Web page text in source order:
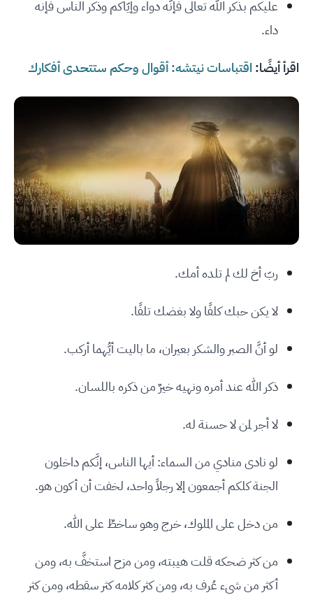
عليكم بذكر الله تعالى فإنَّه دواء وإيّاكم وذكر الناس فإنه
داء.
اقرأ أيضًا: اقتباسات نيتشه: أقوال وحكم ستتحدى أفكارك
ربّ أخ لك لم تلده أمك.
لا يكن حبك كلفًا ولا بغضك تلفًا.
لو أنَّ الصبر والشكر بعيران، ما باليت أيُّهما أركب.
ذكر الله عند أمره ونهيه خيرٌ من ذكره باللسان.
لا أجر لمن لا حسنة له.
لو نادى منادي من السماء: أيها الناس، إنَّكم داخلون
الجنة كلكم أجمعون إلا رجلاً واحد، لخفت أن أكون هو.
من دخل على الملوك، خرج وهو ساخطٌ على الله.
من كثر ضحكه قلت هيبته، ومن مزح استخفَّ به، ومن
أكثر من شيء عُرف به، ومن كثر كلامه كثر سقطه، ومن كثر